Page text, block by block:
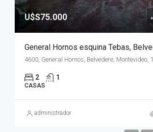
U$S75.000
General Hornos esquina Tebas,
4600, General Hornos, Belvedere, Montevideo,
2 1
CASAS
administrador